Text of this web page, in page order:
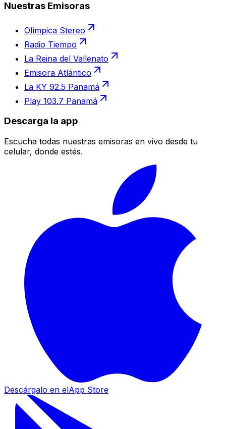
Nuestras Emisoras
Olímpica Stereo
Radio Tiempo
La Reina del Vallenato
Emisora Atlántico
La KY 92.5 Panamá
Play 103.7 Panamá
Descarga la app
Escucha todas nuestras emisoras en vivo desde tu
celular, donde estés.
Descárgalo en elApp Store